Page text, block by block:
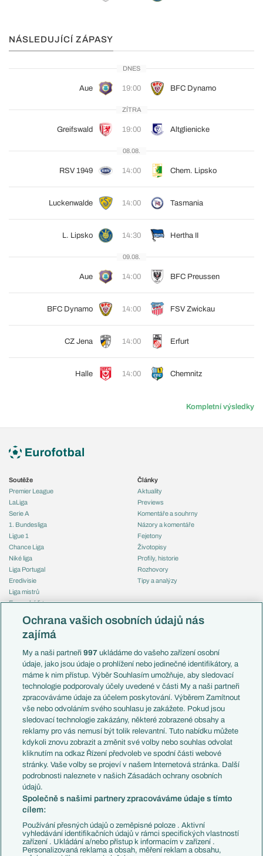
NÁSLEDUJÍCÍ ZÁPASY
DNES
Aue 19:00 BFC Dynamo
ZÍTRA
Greifswald 19:00 Altglienicke
08.08.
RSV 1949 14:00 Chem. Lipsko
Luckenwalde 14:00 Tasmania
L. Lipsko 14:30 Hertha II
09.08.
Aue 14:00 BFC Preussen
BFC Dynamo 14:00 FSV Zwickau
CZ Jena 14:00 Erfurt
Halle 14:00 Chemnitz
Kompletní výsledky
Soutěže
Premier League
LaLiga
Serie A
1. Bundesliga
Ligue 1
Chance Liga
Niké liga
Liga Portugal
Eredivisie
Liga mistrů
Evropská liga
Mistrovství světa
Liga národů
Témata
Představení týmů MS
EuroSkauting
PL v kostce
Evropské koeficienty
Přestupy
Přestupové spekulace
Zranění
Kluby
Arsenal FC
Chelsea FC
Manchester United
AC Milán
Juventus FC
Bayern Mnichov
FC Barcelona
Real Madrid
Články
Aktuality
Previews
Komentáře a souhrny
Názory a komentáře
Fejetony
Životopisy
Profily, historie
Rozhovory
Tipy a analýzy
Česko
Francie
Itálie
Německo
Španělsko
Argentina
Brazílie
Přestupy
Zápasy
Livescore
Tipovací soutěž
Ochrana vašich osobních údajů nás
zajímá
My a naši partneři997 ukládáme do vašeho zařízení osobní
údaje, jako jsou údaje o prohlížení nebo jedinečné identifikátory, a
máme k nim přístup. Výběr Souhlasím umožňuje, aby sledovací
technologie podporovaly účely uvedené v části My a naši partneři
zpracováváme údaje za účelem poskytování. Výběrem Zamítnout
vše nebo odvoláním svého souhlasu je zakážete. Pokud jsou
sledovací technologie zakázány, některé zobrazené obsahy a
reklamy pro vás nemusí být tolik relevantní. Tuto nabídku můžete
kdykoli znovu zobrazit a změnit své volby nebo souhlas odvolat
kliknutím na odkaz Řízení předvoleb ve spodní části webové
stránky. Vaše volby se projeví v našem Internetová stránka. Další
podrobnosti naleznete v našich Zásadách ochrany osobních
údajů.
Společně s našimi partnery zpracováváme údaje s tímto
cílem:
Používání přesných údajů o zeměpisné poloze . Aktivní
vyhledávání identifikačních údajů v rámci specifických vlastností
zařízení . Ukládání a/nebo přístup k informacím v zařízení .
Personalizovaná reklama a obsah, měření reklam a obsahu,